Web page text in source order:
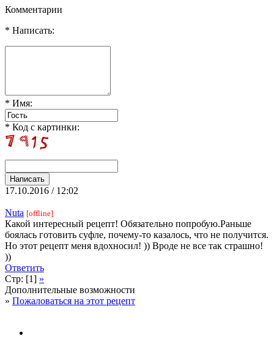
Комментарии
* Написать:
* Имя:
* Код с картинки:
17.10.2016 / 12:02
Nuta [offline]
Какой интересный рецепт! Обязательно попробую.Раньше
боялась готовить суфле, почему-то казалось, что не получится.
Но этот рецепт меня вдохносил! )) Вроде не все так страшно!
))
Ответить
Стр: [1] »
Дополнительные возможности
» Пожаловаться на этот рецепт